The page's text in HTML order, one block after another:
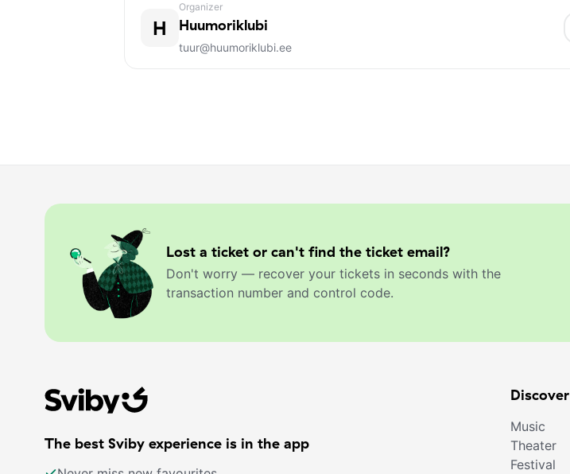
H
Organizer
Huumoriklubi
tuur@huumoriklubi.ee
Lost a ticket or can't find the ticket email?
Don't worry — recover your tickets in seconds with the
transaction number and control code.
The best Sviby experience is in the app
Discover
Music
Theater
Festival